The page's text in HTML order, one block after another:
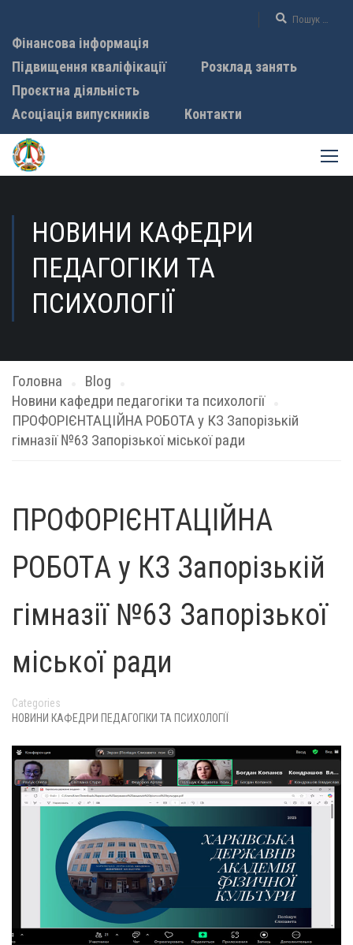
Фінансова інформація
Підвищення кваліфікації
Розклад занять
Проєктна діяльність
Асоціація випускників
Контакти
НОВИНИ КАФЕДРИ
ПЕДАГОГІКИ ТА
ПСИХОЛОГІЇ
Головна
Blog
Новини кафедри педагогіки та психології
ПРОФОРІЄНТАЦІЙНА РОБОТА у КЗ Запорізькій
гімназії №63 Запорізької міської ради
ПРОФОРІЄНТАЦІЙНА
РОБОТА у КЗ Запорізькій
гімназії №63 Запорізької
міської ради
Categories
НОВИНИ КАФЕДРИ ПЕДАГОГІКИ ТА ПСИХОЛОГІЇ